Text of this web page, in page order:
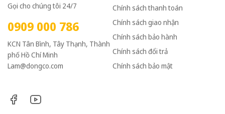
Gọi cho chúng tôi 24/7
0909 000 786
KCN Tân Bình, Tây Thạnh, Thành
phố Hồ Chí Minh
Lam@dongco.com
Chính sách thanh toán
Chính sách giao nhận
Chính sách bảo hành
Chính sách đổi trả
Chính sách bảo mật